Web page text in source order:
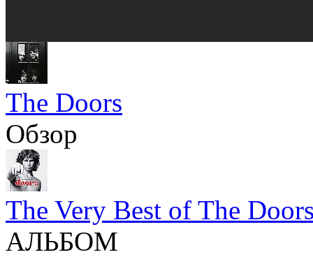
The Doors
Обзор
The Very Best of The
АЛЬБОМ